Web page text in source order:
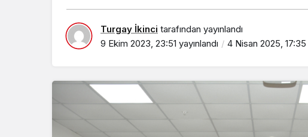
Turgay İkinci tarafından yayınlandı
9 Ekim 2023, 23:51 yayınlandı 4 Nisan 2025, 17:35